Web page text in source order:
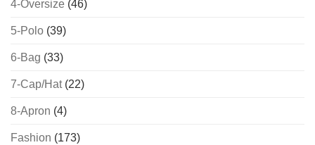
4-Oversize (46)
5-Polo (39)
6-Bag (33)
7-Cap/Hat(22)
8-Apron (4)
Fashion (173)